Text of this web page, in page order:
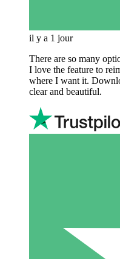
il y a 1 jour
There are so many
I love the feature to
where I want it.
clear and beautiful.